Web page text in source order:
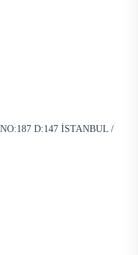
D:147 İSTANBUL /